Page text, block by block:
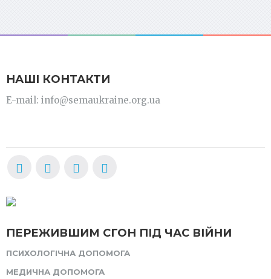
НАШІ КОНТАКТИ
E-mail: info@semaukraine.org.ua
ПЕРЕЖИВШИМ СГОН ПІД ЧАС ВІЙНИ
ПСИХОЛОГІЧНА ДОПОМОГА
МЕДИЧНА ДОПОМОГА